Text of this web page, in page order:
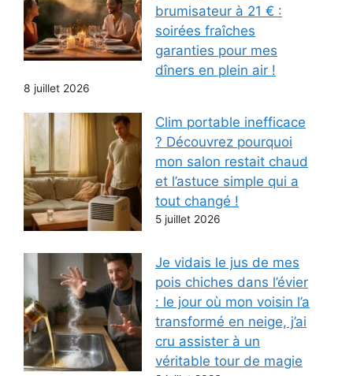
brumisateur à 21 € :
soirées fraîches
garanties pour mes
dîners en plein air !
8 juillet 2026
Clim portable inefficace
? Découvrez pourquoi
mon salon restait chaud
et l’astuce simple qui a
tout changé !
5 juillet 2026
Je vidais le jus de mes
pois chiches dans l’évier
: le jour où mon voisin l’a
transformé en neige, j’ai
cru assister à un
véritable tour de magie